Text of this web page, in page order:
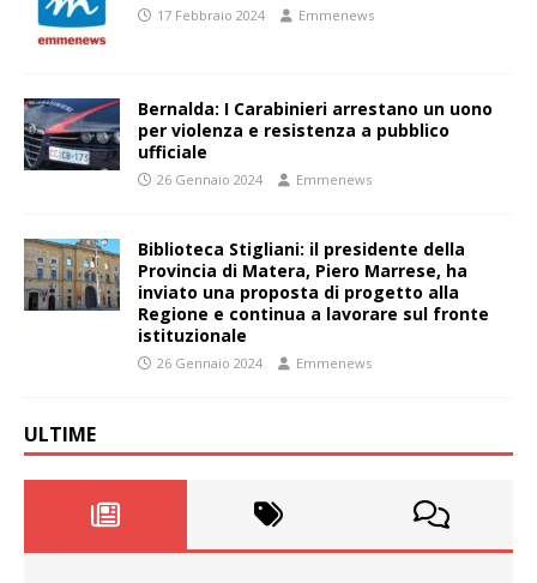
17 Febbraio 2024 Emmenews
Bernalda: I Carabinieri arrestano un uono
per violenza e resistenza a pubblico
ufficiale
26 Gennaio 2024 Emmenews
Biblioteca Stigliani: il presidente della
Provincia di Matera, Piero Marrese, ha
inviato una proposta di progetto alla
Regione e continua a lavorare sul fronte
istituzionale
26 Gennaio 2024 Emmenews
ULTIME